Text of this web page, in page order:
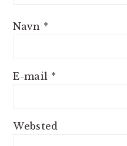
Navn *
E-mail *
Websted